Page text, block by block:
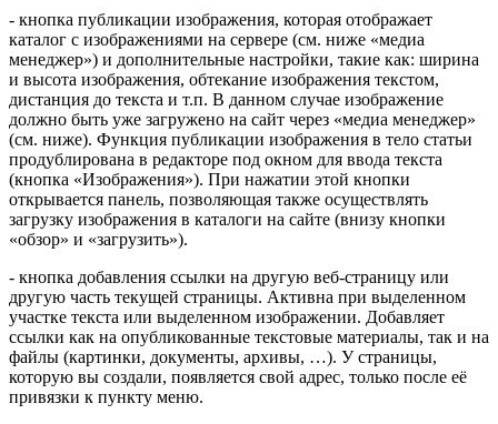
- кнопка публикации изображения, которая отображает
каталог с изображениями на сервере (см. ниже «медиа
менеджер») и дополнительные настройки, такие как: ширина
и высота изображения, обтекание изображения текстом,
дистанция до текста и т.п. В данном случае изображение
должно быть уже загружено на сайт через «медиа менеджер»
(см. ниже). Функция публикации изображения в тело статьи
продублирована в редакторе под окном для ввода текста
(кнопка «Изображения»). При нажатии этой кнопки
открывается панель, позволяющая также осуществлять
загрузку изображения в каталоги на сайте (внизу кнопки
«обзор» и «загрузить»).
- кнопка добавления ссылки на другую веб-страницу или
другую часть текущей страницы. Активна при выделенном
участке текста или выделенном изображении. Добавляет
ссылки как на опубликованные текстовые материалы, так и на
файлы (картинки, документы, архивы, …). У страницы,
которую вы создали, появляется свой адрес, только после её
привязки к пункту меню.